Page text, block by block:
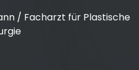
/ Facharzt für Plastische